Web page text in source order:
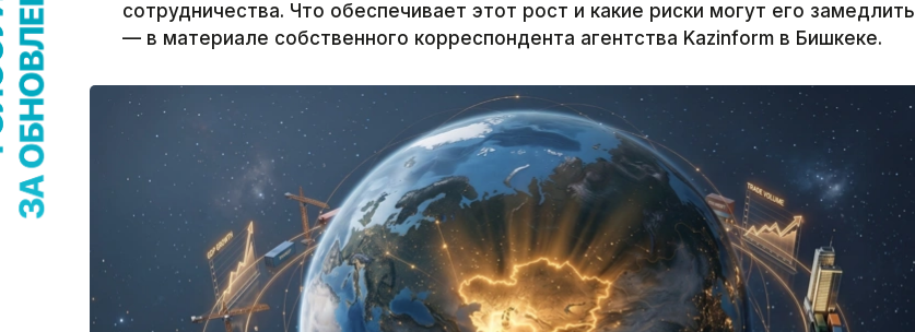
сотрудничества. Что обеспечивает этот рост и какие риски могут его замедлить
— в материале собственного корреспондента агентства Kazinform в Бишкеке.